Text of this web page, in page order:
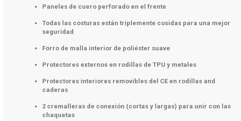
Paneles de cuero perforado en el frente
Todas las costuras están triplemente cosidas para una mejor
seguridad
Forro de malla interior de poliéster suave
Protectores externos en rodillas de TPU y metales
Protectores interiores removibles del CE en rodillas and
caderas
2 cremalleras de conexión (cortas y largas) para unir con las
chaquetas